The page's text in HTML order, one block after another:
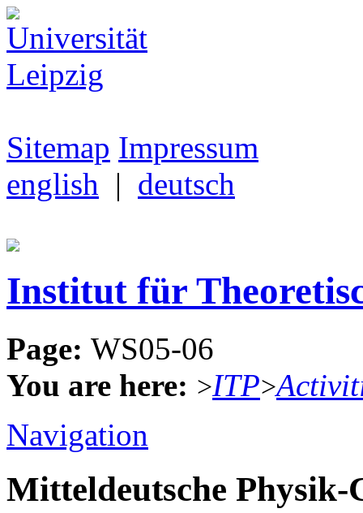
Sitemap Impressum
english | deutsch
Institut für
Page: WS05-06
You are here: >ITP>
Navigation
Mitteldeutsche Physik-